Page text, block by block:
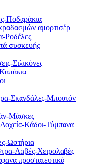
Ποδαράκια
αμορτισέρ
Ροδέλες
συσκευής
Σιλικόνες
Σκανδάλες-Μπουτόν
Μάσκες
Κάδοι-Τύμπανα
Ωστήρια
Λαβές-Χειρολαβές
προστατευτικά